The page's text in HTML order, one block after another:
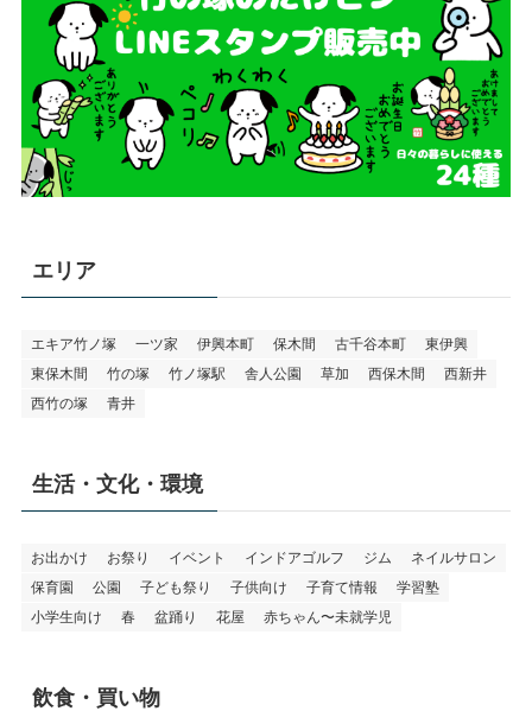
エリア
エキア竹ノ塚 一ツ家 伊興本町 保木間 古千谷本町
東伊興
東保木間
竹の塚 竹ノ塚駅 舎人公園 草加 西保木間
西新井
西竹の塚
青井
生活・文化・環境
お出かけ お祭り イベント インドアゴルフ ジム
ネイルサロン
保育園
公園 子ども祭り 子供向け 子育て情報
学習塾
小学生向け
春 盆踊り 花屋 赤ちゃん〜未就学児
飲食・買い物